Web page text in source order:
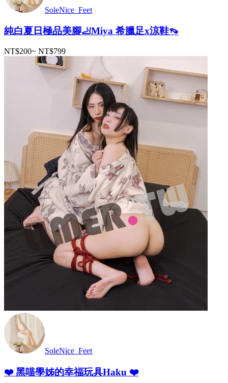
SoleNice_Feet
純白夏日極品美腳🦶Miya 希臘足x涼鞋👡
NT$200~ NT$799
SoleNice_Feet
❤️ 黑喵學姊的幸福玩具Haku ❤️